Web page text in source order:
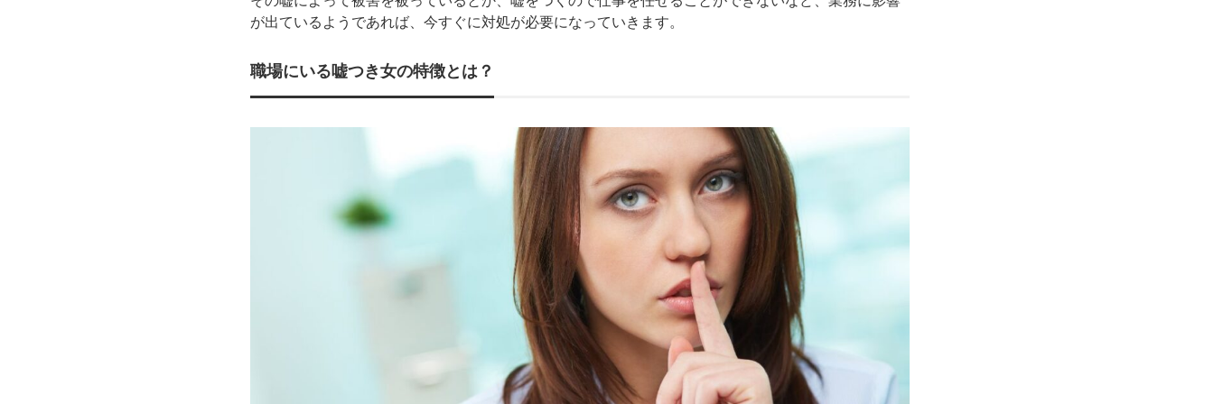
が出ているようであれば、今すぐに対処が必要になっていきます。
職場にいる嘘つき女の特徴とは？